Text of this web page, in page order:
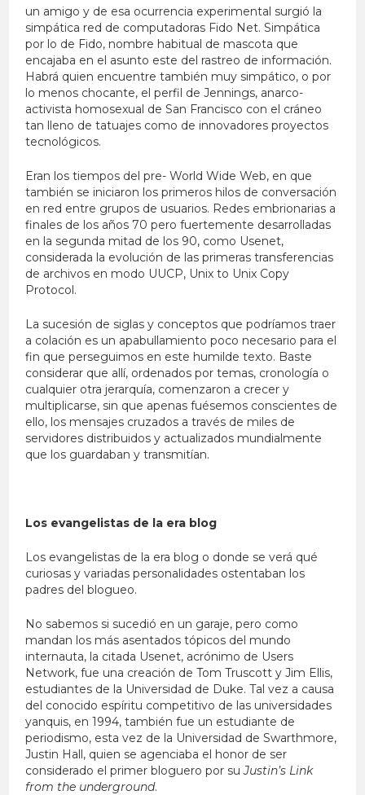
un amigo y de esa ocurrencia experimental surgió la
simpática red de computadoras Fido Net. Simpática
por lo de Fido, nombre habitual de mascota que
encajaba en el asunto este del rastreo de información.
Habrá quien encuentre también muy simpático, o por
lo menos chocante, el perfil de Jennings, anarco-
activista homosexual de San Francisco con el cráneo
tan lleno de tatuajes como de innovadores proyectos
tecnológicos.
Eran los tiempos del pre- World Wide Web, en que
también se iniciaron los primeros hilos de conversación
en red entre grupos de usuarios. Redes embrionarias a
finales de los años 70 pero fuertemente desarrolladas
en la segunda mitad de los 90, como Usenet,
considerada la evolución de las primeras transferencias
de archivos en modo UUCP, Unix to Unix Copy
Protocol.
La sucesión de siglas y conceptos que podríamos traer
a colación es un apabullamiento poco necesario para el
fin que perseguimos en este humilde texto. Baste
considerar que allí, ordenados por temas, cronología o
cualquier otra jerarquía, comenzaron a crecer y
multiplicarse, sin que apenas fuésemos conscientes de
ello, los mensajes cruzados a través de miles de
servidores distribuidos y actualizados mundialmente
que los guardaban y transmitían.
Los evangelistas de la era blog
Los evangelistas de la era blog o donde se verá qué
curiosas y variadas personalidades ostentaban los
padres del blogueo.
No sabemos si sucedió en un garaje, pero como
mandan los más asentados tópicos del mundo
internauta, la citada Usenet, acrónimo de Users
Network, fue una creación de Tom Truscott y Jim Ellis,
estudiantes de la Universidad de Duke. Tal vez a causa
del conocido espíritu competitivo de las universidades
yanquis, en 1994, también fue un estudiante de
periodismo, esta vez de la Universidad de Swarthmore,
Justin Hall, quien se agenciaba el honor de ser
considerado el primer bloguero por suJustin’s Link
from the underground.